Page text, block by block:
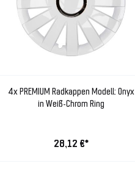
4x PREMIUM Radkappen Modell: Onyx
in Weiß-Chrom Ring
28,12 €*